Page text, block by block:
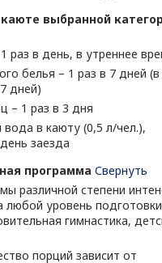
выбранной
раз в день, в утреннее
белья – 1 раз в 7 дней
дней)
– 1 раз в 3 дня
вода в каюту (0,5 л/чел.),
заезда
программа Свернуть
различной степени
любой уровень
гимнастика,
порций зависит от